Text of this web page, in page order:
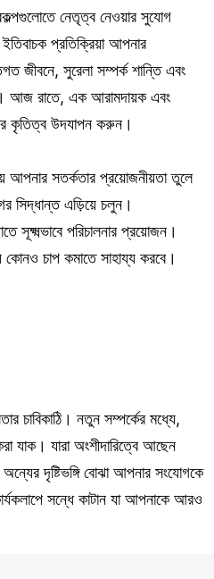
নেতৃত্ব নেওয়ার সুযোগ
প্রতিক্রিয়া আপনার
জীবনে, সুরেলা সম্পর্ক শান্তি এবং
আজ রাতে, এক আরামদায়ক এবং
কৃতিত্ব উদযাপন করুন।
আপনার সতর্কতার প্রয়োজনীয়তা তুলে
সিদ্ধান্ত এড়িয়ে চলুন।
সূক্ষ্মভাবে পরিচালনার প্রয়োজন।
কোনও চাপ কমাতে সাহায্য করবে।
চাবিকাঠি। নতুন সম্পর্কের মধ্যে,
যাক। যারা অংশীদারিত্বে আছেন
দৃষ্টিভঙ্গি বোঝা আপনার সংযোগকে
সন্ধে কাটান যা আপনাকে আরও